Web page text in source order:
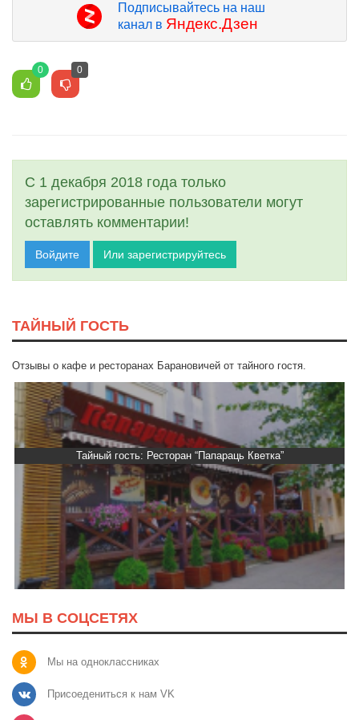
Подписывайтесь на наш
канал в Яндекс.Дзен
0 0
С 1 декабря 2018 года только
зарегистрированные пользователи могут
оставлять комментарии!
Войдите Или зарегистрируйтесь
ТАЙНЫЙ ГОСТЬ
Отзывы о кафе и ресторанах Барановичей от тайного гостя.
Тайный гость: Ресторан “Папараць Кветка”
МЫ В СОЦСЕТЯХ
Мы на одноклассниках
Присоедениться к нам VK